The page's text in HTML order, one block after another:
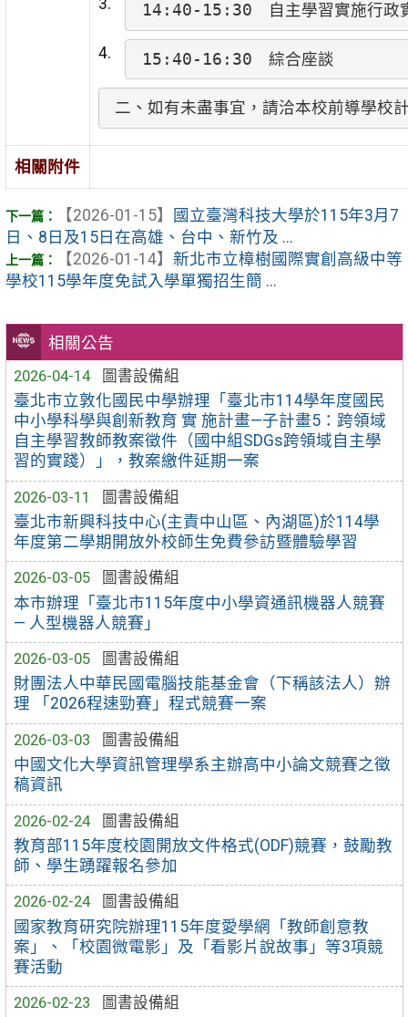
相關公告
2026-04-14
圖書設備組
臺北市立敦化國民中學辦理「臺北市114學年度國民
中小學科學與創新教育 實 施計畫—子計畫5：跨領域
自主學習教師教案徵件（國中組SDGs跨領域自主學
習的實踐）」，教案繳件延期一案
2026-03-11
圖書設備組
臺北市新興科技中心(主責中山區、內湖區)於114學
年度第二學期開放外校師生免費參訪暨體驗學習
2026-03-05
圖書設備組
本市辦理「臺北市115年度中小學資通訊機器人競賽
— 人型機器人競賽」
2026-03-05
圖書設備組
財團法人中華民國電腦技能基金會（下稱該法人）辦
理 「2026程速勁賽」程式競賽一案
2026-03-03
圖書設備組
中國文化大學資訊管理學系主辦高中小論文競賽之徵
稿資訊
2026-02-24
圖書設備組
教育部115年度校園開放文件格式(ODF)競賽，鼓勵教
師、學生踴躍報名參加
2026-02-24
圖書設備組
國家教育研究院辦理115年度愛學網「教師創意教
案」、「校園微電影」及「看影片說故事」等3項競
賽活動
2026-02-23
圖書設備組
14:40-15:30　自主學習實施行政
15:40-16:30　綜合座談
二、如有未盡事宜，請洽本校前導學
相關附件
【2026-01-15】
國立臺灣科技大學於115年3月7
日、8日及15日在高雄、台中、新竹及 ...
【2026-01-14】 新北市立樟樹國際實創高級中等
學校115學年度免試入學單獨招生簡 ...